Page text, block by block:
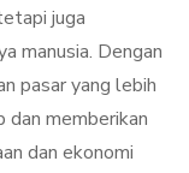
juga
manusia. Dengan
pasar yang lebih
dan memberikan
dan ekonomi